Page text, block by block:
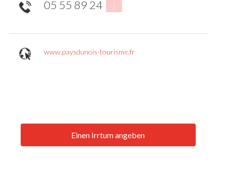
05 55 89 24 ▒▒
www.paysdunois-tourisme.fr
Einen Irrtum angeben